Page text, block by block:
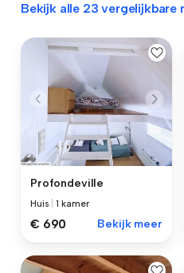
Bekijk alle 23 vergelijkbare
Profondeville
Huis |1 kamer
€ 690 Bekijk meer